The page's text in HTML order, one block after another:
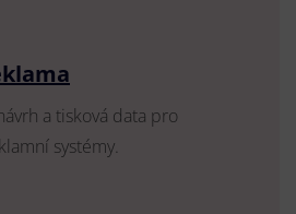
a tisková data pro
systémy.